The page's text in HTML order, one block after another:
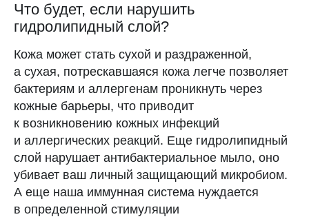
Что будет, если нарушить
гидролипидный слой?
Кожа может стать сухой и раздраженной,
а сухая, потрескавшаяся кожа легче позволяет
бактериям и аллергенам проникнуть через
кожные барьеры, что приводит
к возникновению кожных инфекций
и аллергических реакций. Еще гидролипидный
слой нарушает антибактериальное мыло, оно
убивает ваш личный защищающий микробиом.
А еще наша иммунная система нуждается
в определенной стимуляции